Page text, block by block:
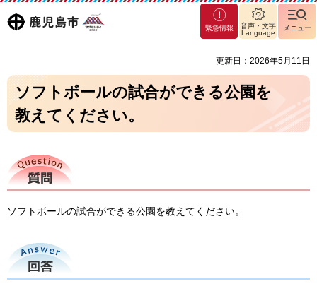
鹿児島
マグ
マシ
緊急情報
音声・文字
Language
メニュー
更新日：2026年5月11日
ソフトボールの試合ができる公園を
教えてください。
質問
ソフトボールの試合ができる公園を教えてください。
回答